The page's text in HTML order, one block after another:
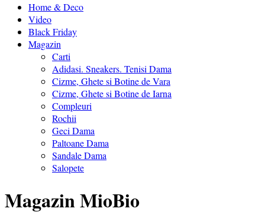
Home & Deco
Video
Black Friday
Magazin
Carti
Adidasi. Sneakers. Tenisi Dama
Cizme, Ghete si Botine de Vara
Cizme, Ghete si Botine de Iarna
Compleuri
Rochii
Geci Dama
Paltoane Dama
Sandale Dama
Salopete
Magazin MioBio